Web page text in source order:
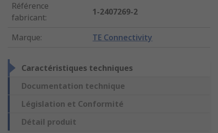
Référence
fabricant:
1-2407269-2
Marque: TE Connectivity
Caractéristiques techniques
Documentation technique
Législation et Conformité
Détail produit